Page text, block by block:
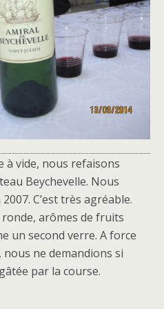
à vide, nous refaisons
Beychevelle. Nous
C’est très agréable.
ronde, arômes de fruits
un second verre. A force
ne demandions si
par la course.